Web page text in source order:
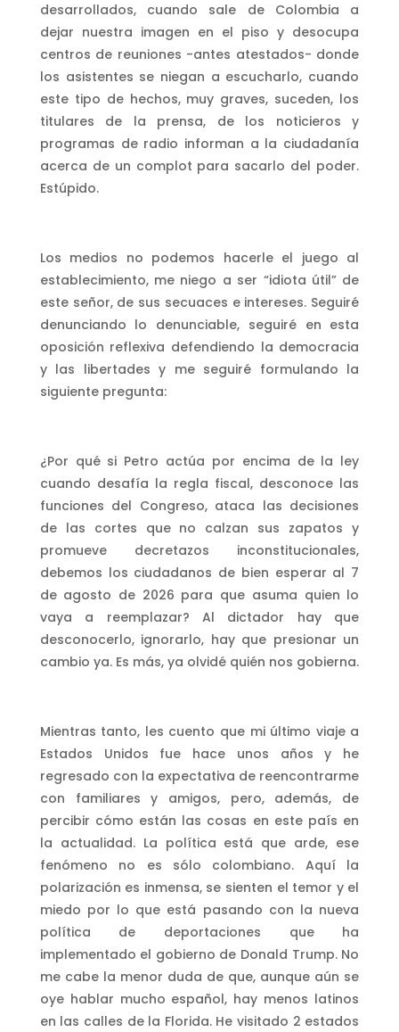
desarrollados, cuando sale de Colombia a
dejar nuestra imagen en el piso y desocupa
centros de reuniones -antes atestados- donde
los asistentes se niegan a escucharlo, cuando
este tipo de hechos, muy graves, suceden, los
titulares de la prensa, de los noticieros y
programas de radio informan a la ciudadanía
acerca de un complot para sacarlo del poder.
Estúpido.
Los medios no podemos hacerle el juego al
establecimiento, me niego a ser “idiota útil” de
este señor, de sus secuaces e intereses. Seguiré
denunciando lo denunciable, seguiré en esta
oposición reflexiva defendiendo la democracia
y las libertades y me seguiré formulando la
siguiente pregunta:
¿Por qué si Petro actúa por encima de la ley
cuando desafía la regla fiscal, desconoce las
funciones del Congreso, ataca las decisiones
de las cortes que no calzan sus zapatos y
promueve decretazos inconstitucionales,
debemos los ciudadanos de bien esperar al 7
de agosto de 2026 para que asuma quien lo
vaya a reemplazar? Al dictador hay que
desconocerlo, ignorarlo, hay que presionar un
cambio ya. Es más, ya olvidé quién nos gobierna.
Mientras tanto, les cuento que mi último viaje a
Estados Unidos fue hace unos años y he
regresado con la expectativa de reencontrarme
con familiares y amigos, pero, además, de
percibir cómo están las cosas en este país en
la actualidad. La política está que arde, ese
fenómeno no es sólo colombiano. Aquí la
polarización es inmensa, se sienten el temor y el
miedo por lo que está pasando con la nueva
política de deportaciones que ha
implementado el gobierno de Donald Trump. No
me cabe la menor duda de que, aunque aún se
oye hablar mucho español, hay menos latinos
en las calles de la Florida. He visitado 2 estados